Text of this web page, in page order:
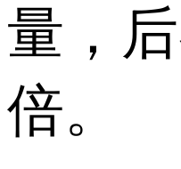
量，
倍。